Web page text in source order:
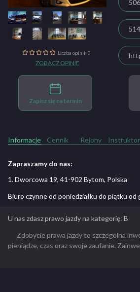
Liczba opinii: 0
ZOBACZ OPINIE
Zapisz się na termin
Informacje Cennik Rejony
Zapraszamy do nas:
1. Dworcowa 19, 41-902 Bytom, Polska
Biuro czynne od poniedziałku do piątku od
U nas zdasz prawo jazdy na kategorię: B
Zdobycie prawa jazdy to szczególna
pieniądze, czas oraz swoje zaufanie.
naszą firmę. Szkolimy w Bytomiu od wielu